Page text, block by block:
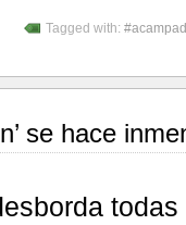
Tagged with:
se hace